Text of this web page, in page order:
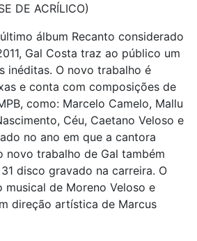
DE ACRÍLICO)
álbum Recanto considerado
Gal Costa traz ao público um
inéditas. O novo trabalho é
e conta com composições de
como: Marcelo Camelo, Mallu
Céu, Caetano Veloso e
no ano em que a cantora
novo trabalho de Gal também
disco gravado na carreira. O
musical de Moreno Veloso e
direção artística de Marcus